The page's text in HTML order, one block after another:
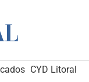
CYD Litoral